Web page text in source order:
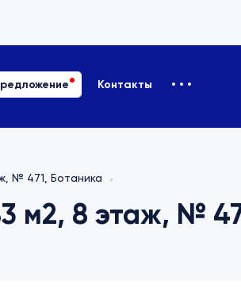
Контакты
№ 471, Ботаника
м2, 8 этаж, №